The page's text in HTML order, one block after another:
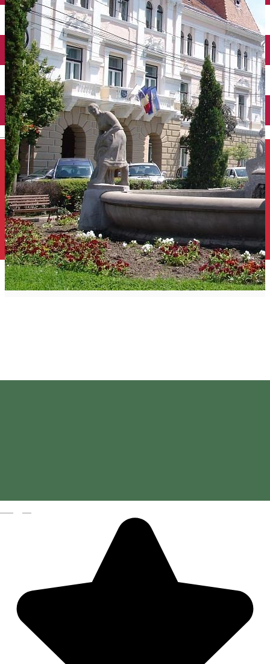
English
Închirieri auto
Închirieri de biciclete